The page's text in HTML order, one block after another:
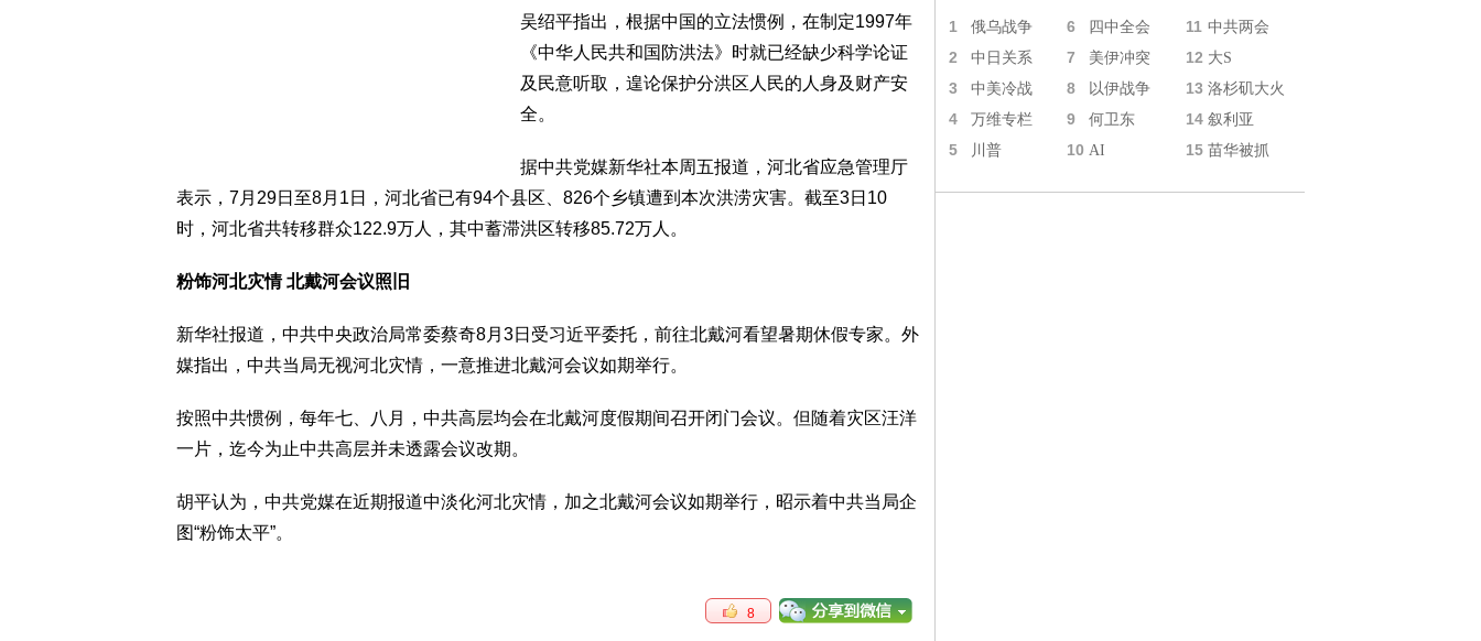
吴绍平指出，根据中国的立法惯例，在制定1997年
《中华人民共和国防洪法》时就已经缺少科学论证
及民意听取，遑论保护分洪区人民的人身及财产安
全。
据中共党媒新华社本周五报道，河北省应急管理厅
表示，7月29日至8月1日，河北省已有94个县区、826个乡镇遭到本次洪涝灾害。截至3日10
时，河北省共转移群众122.9万人，其中蓄滞洪区转移85.72万人。
粉饰河北灾情 北戴河会议照旧
新华社报道，中共中央政治局常委蔡奇8月3日受习近平委托，前往北戴河看望暑期休假专家。外
媒指出，中共当局无视河北灾情，一意推进北戴河会议如期举行。
按照中共惯例，每年七、八月，中共高层均会在北戴河度假期间召开闭门会议。但随着灾区汪洋
一片，迄今为止中共高层并未透露会议改期。
胡平认为，中共党媒在近期报道中淡化河北灾情，加之北戴河会议如期举行，昭示着中共当局企
图“粉饰太平”。
8
1 俄乌战争 6 四中全会 11 中共两会
2 中日关系 7 美伊冲突 12 大S
3 中美冷战 8 以伊战争 13 洛杉矶大火
4 万维专栏 9 何卫东 14 叙利亚
5 川普 10 AI 15 苗华被抓